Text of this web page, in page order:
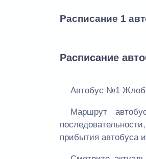
Расписание 1
Расписание
Автобус №1
Маршрут
прибытия автобуса